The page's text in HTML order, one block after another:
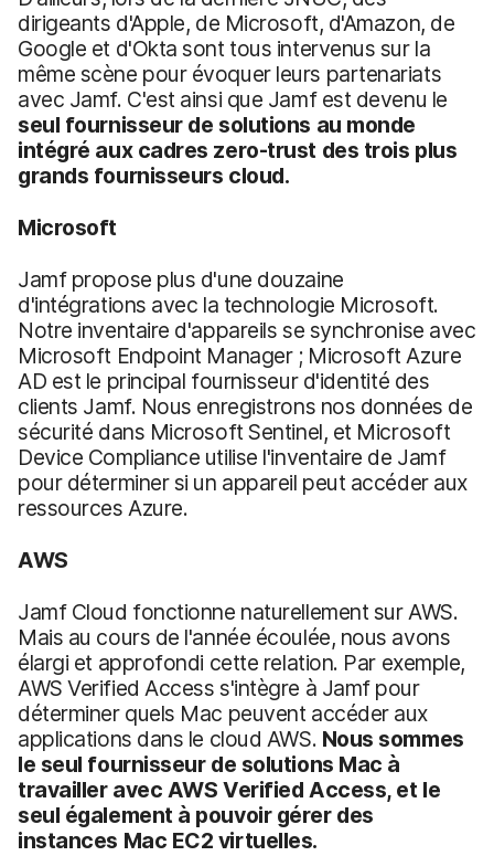
dirigeants d'Apple, de Microsoft, d'Amazon, de
Google et d'Okta sont tous intervenus sur la
même scène pour évoquer leurs partenariats
avec Jamf. C'est ainsi que Jamf est devenu le
seul fournisseur de solutions au monde
intégré aux cadres zero-trust des trois plus
grands fournisseurs cloud.
Microsoft
Jamf propose plus d'une douzaine
d'intégrations avec la technologie Microsoft.
Notre inventaire d'appareils se synchronise avec
Microsoft Endpoint Manager ; Microsoft Azure
AD est le principal fournisseur d'identité des
clients Jamf. Nous enregistrons nos données de
sécurité dans Microsoft Sentinel, et Microsoft
Device Compliance utilise l'inventaire de Jamf
pour déterminer si un appareil peut accéder aux
ressources Azure.
AWS
Jamf Cloud fonctionne naturellement sur AWS.
Mais au cours de l'année écoulée, nous avons
élargi et approfondi cette relation. Par exemple,
AWS Verified Access s'intègre à Jamf pour
déterminer quels Mac peuvent accéder aux
applications dans le cloud AWS. Nous sommes
le seul fournisseur de solutions Mac à
travailler avec AWS Verified Access, et le
seul également à pouvoir gérer des
instances Mac EC2 virtuelles.